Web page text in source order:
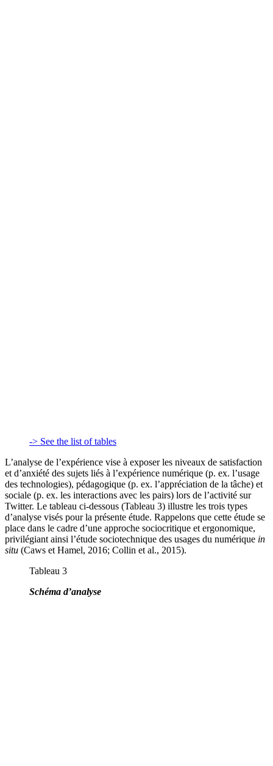
-> See the list of tables
L’analyse de l’expérience vise à exposer les niveaux de satisfaction
et d’anxiété des sujets liés à l’expérience numérique (p. ex. l’usage
des technologies), pédagogique (p. ex. l’appréciation de la tâche) et
sociale (p. ex. les interactions avec les pairs) lors de l’activité sur
Twitter. Le tableau ci-dessous (Tableau 3) illustre les trois types
d’analyse visés pour la présente étude. Rappelons que cette étude se
place dans le cadre d’une approche sociocritique et ergonomique,
privilégiant ainsi l’étude sociotechnique des usages du numérique in
situ (Caws et Hamel, 2016; Collin et al., 2015).
Tableau 3
Schéma d’analyse